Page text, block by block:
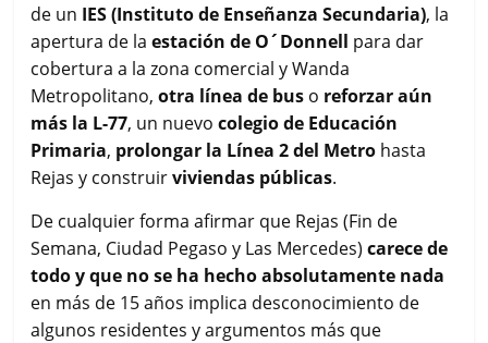
de un IES (Instituto de Enseñanza Secundaria), la
apertura de laestación de O´Donnell para dar
cobertura a la zona comercial y Wanda
Metropolitano,otra línea de bus o reforzar aún
más la L-77, un nuevocolegio de Educación
Primaria, prolongar la Línea 2 del Metro hasta
Rejas y construirviviendas públicas.
De cualquier forma afirmar que Rejas (Fin de
Semana, Ciudad Pegaso y Las Mercedes)carece de
todo y que no se ha hecho absolutamente nada
en más de 15 años implica desconocimiento de
algunos residentes y argumentos más que